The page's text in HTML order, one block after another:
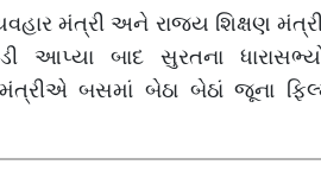
મંત્રી અને રાજ્ય શિક્ષણ
આપ્યા બાદ સુરતના
બસમાં બેઠા બેઠાં જૂના